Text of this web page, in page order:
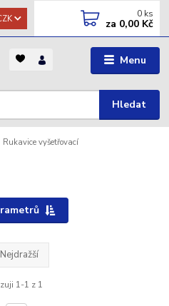
Menu
Hledat
0 ks
za 0,00 Kč
Rukavice vyšetřovací
Nejdražší
1-1 z 1